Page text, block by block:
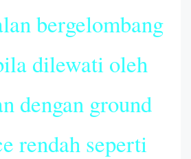
bergelombang
dilewati oleh
dengan ground
rendah seperti